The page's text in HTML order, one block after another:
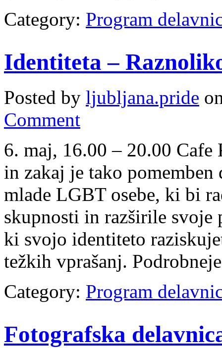
Category: Program
Identiteta –
Posted by ljubljana.pride
Comment
6. maj, 16.00 – 20.00
in zakaj je tako pomemben
mlade LGBT osebe, ki bi
skupnosti in razširile svoje
ki svojo identiteto
težkih vprašanj.
Category: Program
Fotografska